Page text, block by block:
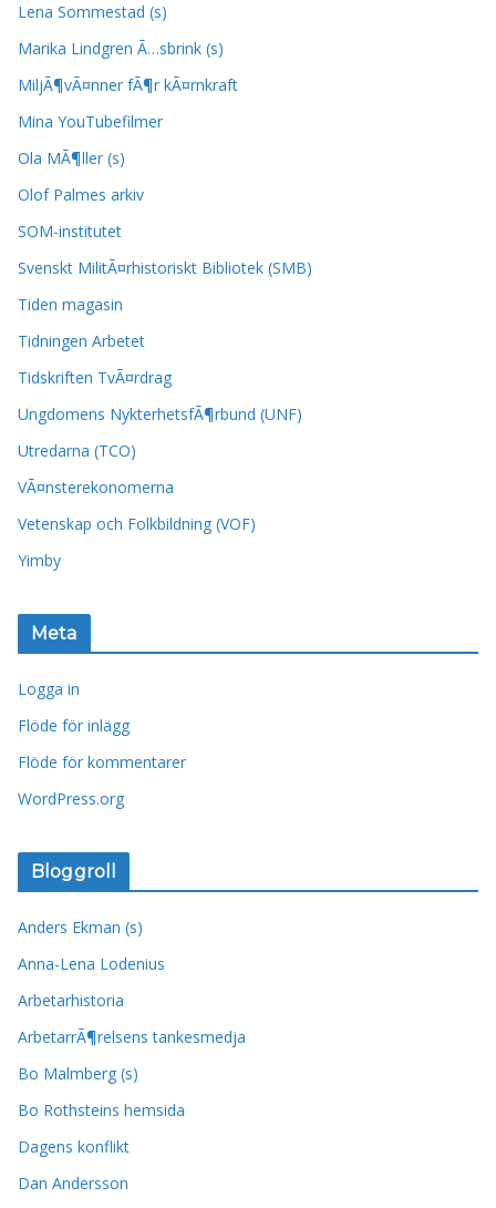
Lena Sommestad (s)
Marika Lindgren Ã…sbrink (s)
MiljÃ¶vÃ¤nner fÃ¶r kÃ¤rnkraft
Mina YouTubefilmer
Ola MÃ¶ller (s)
Olof Palmes arkiv
SOM-institutet
Svenskt MilitÃ¤rhistoriskt Bibliotek (SMB)
Tiden magasin
Tidningen Arbetet
Tidskriften TvÃ¤rdrag
Ungdomens NykterhetsfÃ¶rbund (UNF)
Utredarna (TCO)
VÃ¤nsterekonomerna
Vetenskap och Folkbildning (VOF)
Yimby
Meta
Logga in
Flöde för inlägg
Flöde för kommentarer
WordPress.org
Bloggroll
Anders Ekman (s)
Anna-Lena Lodenius
Arbetarhistoria
ArbetarrÃ¶relsens tankesmedja
Bo Malmberg (s)
Bo Rothsteins hemsida
Dagens konflikt
Dan Andersson